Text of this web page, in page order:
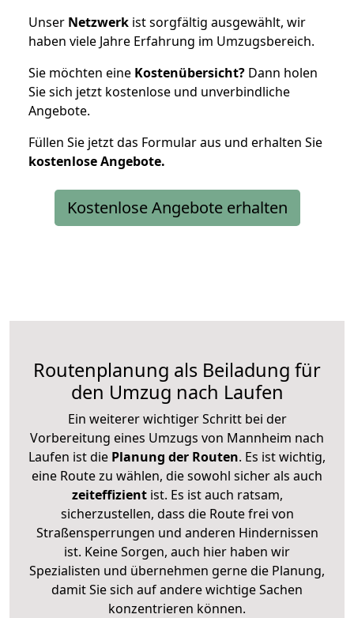
Unser Netzwerk ist sorgfältig ausgewählt, wir
haben viele Jahre Erfahrung im Umzugsbereich.
Sie möchten eine Kostenübersicht? Dann holen
Sie sich jetzt kostenlose und unverbindliche
Angebote.
Füllen Sie jetzt das Formular aus und erhalten Sie
kostenloseAngebote.
Kostenlose Angebote erhalten
Routenplanung als Beiladung für
den Umzug nach Laufen
Ein weiterer wichtiger Schritt bei der
Vorbereitung eines Umzugs von Mannheim nach
Laufen ist die Planung der Routen. Es ist wichtig,
eine Route zu wählen, die sowohl sicher als auch
zeiteffizientist. Es ist auch ratsam,
sicherzustellen, dass die Route frei von
Straßensperrungen und anderen Hindernissen
ist. Keine Sorgen, auch hier haben wir
Spezialisten und übernehmen gerne die Planung,
damit Sie sich auf andere wichtige Sachen
konzentrieren können.